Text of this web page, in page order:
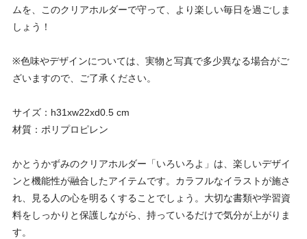
ムを、このクリアホルダーで守って、より楽しい毎日を過ごしま
しょう！
※色味やデザインについては、実物と写真で多少異なる場合がご
ざいますので、ご了承ください。
サイズ：h31xw22xd0.5 cm
材質：ポリプロピレン
かとうかずみのクリアホルダー「いろいろよ」は、楽しいデザイ
ンと機能性が融合したアイテムです。カラフルなイラストが施さ
れ、見る人の心を明るくすることでしょう。大切な書類や学習資
料をしっかりと保護しながら、持っているだけで気分が上がりま
す。